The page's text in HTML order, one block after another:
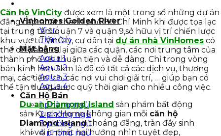
Vinhomes Golden River
Vị trí
Tiện ích
Mặt bằng
Aqua 1
Aqua 2
Aqua 3
Aqua 4
Căn Hộ Bán
1 phòng ngủ
2 phòng ngủ
3 phòng ngủ
4 phòng ngủ
Căn hộ VinCity được xem là một trong số những dự án
đẳng cấp nhất thành phố Hồ Chí Minh khi được tọa lạc
tại trung tâm quận 7 và quận 9,sở hữu vị trí chiến lược
khu vực từ VinCity, cư dân tại dự án nhà VinHomes có
thể dễ dàng đi lại giữa các quận, các nơi trung tâm của
thành phố rất thuận tiện và dễ dàng. Chỉ trong vòng
bán kính hơn 3km là đã có tất cả các dịch vụ, thương
mại, các tiện ích, các nơi vui chơi giải trí, … giúp bạn có
thể tận dụng được quỹ thời gian cho nhiều công việc.
Du an Diamond Island sản phẩm bất động
sản Kusto Home không gian mỗi căn hộ
Diamond Islandthoáng đãng, tràn đầy sinh
khí với ít nhất hai hướng nhìn tuyệt đẹp,